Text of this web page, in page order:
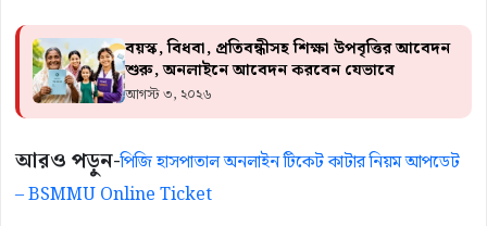
বয়স্ক, বিধবা, প্রতিবন্ধীসহ শিক্ষা উপবৃত্তির আবেদন
শুরু, অনলাইনে আবেদন করবেন যেভাবে
আগস্ট ৩, ২০২৬
আরও পড়ুন-পিজি হাসপাতাল অনলাইন টিকেট কাটার নিয়ম আপডেট
– BSMMU Online Ticket